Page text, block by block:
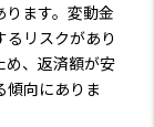
ます。変動金
リスクがあり
め、返済額が安
傾向にありま